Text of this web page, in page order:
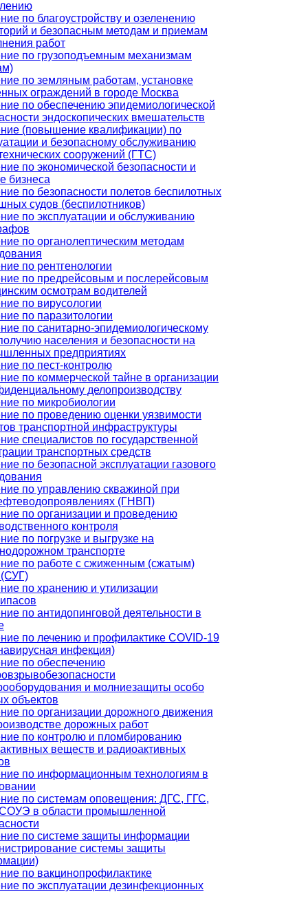
по благоустройству и озеленению
и безопасным методам и приемам
работ
по грузоподъемным механизмам
по земляным работам, установке
ограждений в городе Москва
по обеспечению эпидемиологической
эндоскопических вмешательств
(повышение квалификации) по
и безопасному обслуживанию
сооружений (ГТС)
по экономической безопасности и
бизнеса
по безопасности полетов беспилотных
судов (беспилотников)
по эксплуатации и обслуживанию
по органолептическим методам
по рентгенологии
по предрейсовым и послерейсовым
осмотрам водителей
по вирусологии
по паразитологии
по санитарно-эпидемиологическому
населения и безопасности на
предприятиях
по пест-контролю
по коммерческой тайне в организации
делопроизводству
по микробиологии
по проведению оценки уязвимости
транспортной инфраструктуры
специалистов по государственной
транспортных средств
по безопасной эксплуатации газового
по управлению скважиной при
(ГНВП)
по организации и проведению
контроля
по погрузке и выгрузке на
транспорте
по работе с сжиженным (сжатым)
(СУГ)
по хранению и утилизации
по антидопинговой деятельности в
по лечению и профилактике COVID-19
инфекция)
по обеспечению
и молниезащиты особо
объектов
по организации дорожного движения
дорожных работ
по контролю и пломбированию
веществ и радиоактивных
по информационным технологиям в
по системам оповещения: ДГС, ГГС,
в области промышленной
по системе защиты информации
системы защиты
по вакцинопрофилактике
по эксплуатации дезинфекционных